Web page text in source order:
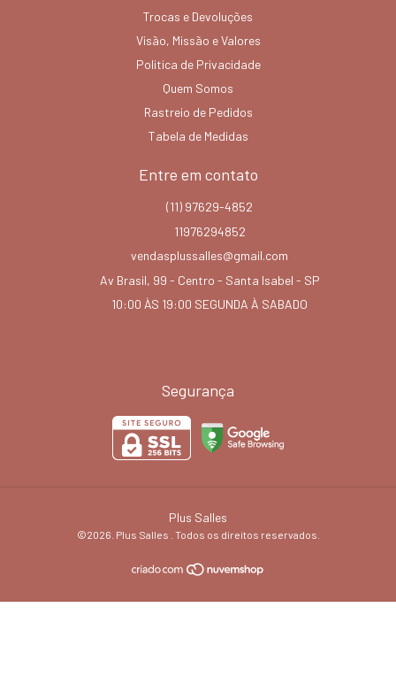
Trocas e Devoluções
Visão, Missão e Valores
Politica de Privacidade
Quem Somos
Rastreio de Pedidos
Tabela de Medidas
Entre em contato
(11) 97629-4852
11976294852
vendasplussalles@gmail.com
Av Brasil, 99 - Centro - Santa Isabel - SP
10:00 ÀS 19:00 SEGUNDA À SABADO
Segurança
Plus Salles
©2026. Plus Salles . Todos os direitos reservados.